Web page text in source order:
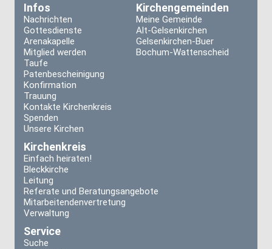
Infos
Nachrichten
Gottesdienste
Arenakapelle
Mitglied werden
Taufe
Patenbescheinigung
Konfirmation
Trauung
Kontakte Kirchenkreis
Spenden
Unsere Kirchen
Kirchengemeinden
Meine Gemeinde
Alt-Gelsenkirchen
Gelsenkirchen-Buer
Bochum-Wattenscheid
Kirchenkreis
Einfach heiraten!
Bleckkirche
Leitung
Referate und Beratungsangebote
Mitarbeitendenvertretung
Verwaltung
Service
Suche